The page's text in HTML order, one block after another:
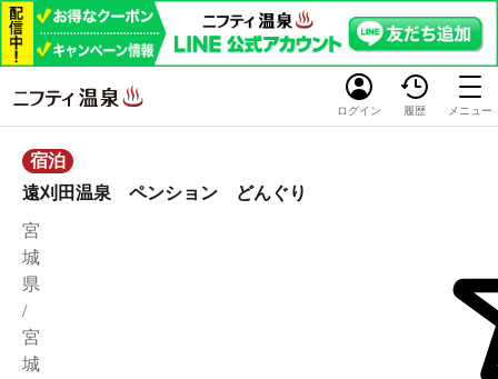
ログイン 履歴 メニュー
宿泊
遠刈田温泉 ペンション どんぐり
宮
城
県
/
宮
城